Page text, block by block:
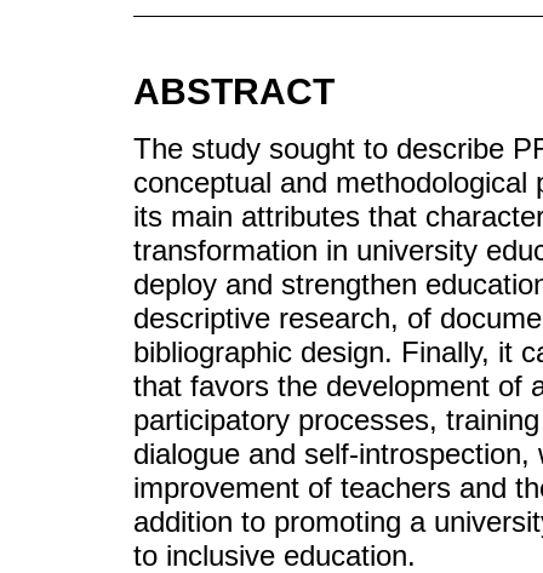
ABSTRACT
The study sought to describe
conceptual and
its main attributes that
transformation in university
deploy and strengthen
descriptive research, of
bibliographic design. Finally, it
that favors the development of
participatory processes,
dialogue and self-
improvement of teachers and
addition to promoting a
to inclusive education.